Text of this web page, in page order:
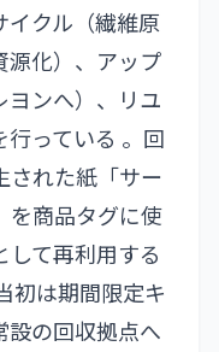
イクル（繊維原
源化）、アップ
ヨンへ）、リユ
っている 。回
された紙「サー
を商品タグに使
て再利用する
初は期間限定キ
設の回収拠点へ